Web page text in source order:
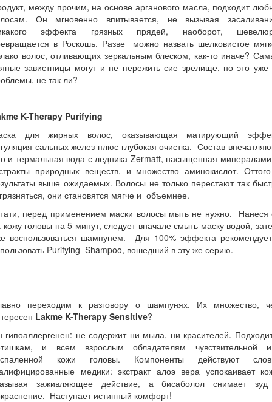
между прочим, на основе арганового масла, подходит
Он мгновенно впитывается, не вызывая
эффекта грязных прядей, наоборот,
в Роскошь. Разве можно назвать шелковистое
волос, отливающих зеркальным блеском, как-то иначе?
завистницы могут и не пережить сие зрелище, но это уже
не так ли?
K-Therapy Purifying
для жирных волос, оказывающая матирующий
сальных желез плюс глубокая очистка. Состав
и термальная вода с ледника Zermatt, насыщенная
природных веществ, и множество аминокислот.
выше ожидаемых. Волосы не только перестают так
они становятся мягче и объемнее.
перед применением маски волосы мыть не нужно. Нанеся
кожу головы на 5 минут, следует вначале смыть маску водой,
воспользоваться шампунем. Для 100% эффекта
Purifying Shampoo, вошедший в эту же серию.
переходим к разговору о шампунях. Их множество,
Lakme K-Therapy Sensitive?
гипоаллергенен: не содержит ни мыла, ни красителей.
и всем взрослым обладателям чувствительной
кожи головы. Компоненты действуют
медики: экстракт алоэ вера успокаивает
заживляющее действие, а бисаболол снимает
Наступает истинный комфорт!